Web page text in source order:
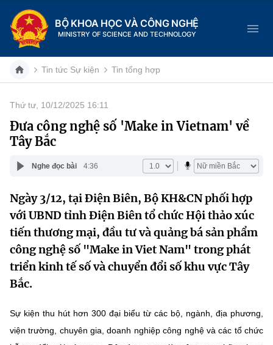
BỘ KHOA HỌC VÀ CÔNG NGHỆ
MINISTRY OF SCIENCE AND TECHNOLOGY
Danh mục
Trang chủ
Giới thiệu
Chức năng nhiệm vụ
Cơ cấu tổ chức
Lịch sử phát triển
Tin tức sự kiện
Khoa học và Công nghệ
Đổi mới sáng tạo
Dịch vụ công
Hệ thống văn bản
Văn bản QPPL
Văn bản chỉ đạo điều hành
MST IOFFICE
THỐNG KÊ
Multimedia
Tin tức Sự kiện Tin tổng hợp
Thứ tư, 10/12/2025 16:11
Đưa công nghệ số 'Make in Vietnam' về
Tây Bắc
Nghe đọc bài 4:36
Ngày 3/12, tại Điện Biên, Bộ KH&CN phối hợp
với UBND tỉnh Điện Biên tổ chức Hội thảo xúc
tiến thương mại, đầu tư và quảng bá sản phẩm
công nghệ số "Make in Viet Nam" trong phát
triển kinh tế số và chuyển đổi số khu vực Tây
Bắc.
Sự kiện thu hút hơn 300 đại biểu từ các bộ, ngành, địa phương,
viện trường, chuyên gia, doanh nghiệp công nghệ và các tổ chức